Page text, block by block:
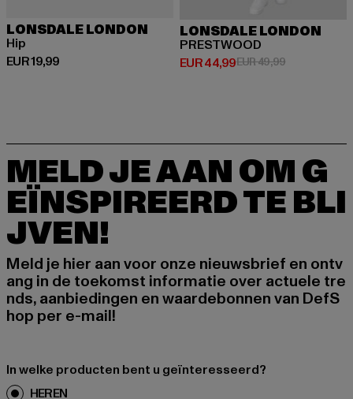
LONSDALE LONDON
Hip
EUR 19,99
Huidige prijs: EUR 19,99
LONSDALE LONDON
PRESTWOOD
EUR 44,99
Huidige prijs: EUR 44,99
EUR 49,99Actieprijs:
MELD JE AAN OM G
EÏNSPIREERD TE BLI
JVEN!
Meld je hier aan voor onze nieuwsbrief en ontv
ang in de toekomst informatie over actuele tre
nds, aanbiedingen en waardebonnen van DefS
hop per e-mail!
In welke producten bent u geïnteresseerd?
HEREN